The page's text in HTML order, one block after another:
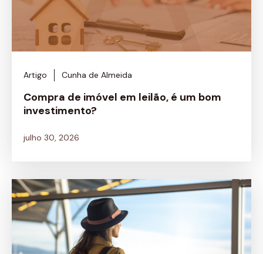
Artigo Cunha de Almeida
Compra de imóvel em leilão, é um bom
investimento?
julho 30, 2026